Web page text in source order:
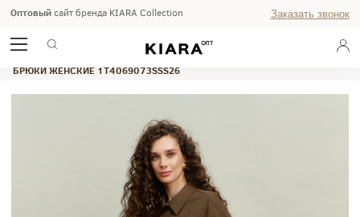
Оптовыйсайт бренда KIARA Collection Заказать звонок
ВЕСНА-ЛЕТО 2026
БРЮКИ ЖЕНСКИЕ 1T4069073SSS26